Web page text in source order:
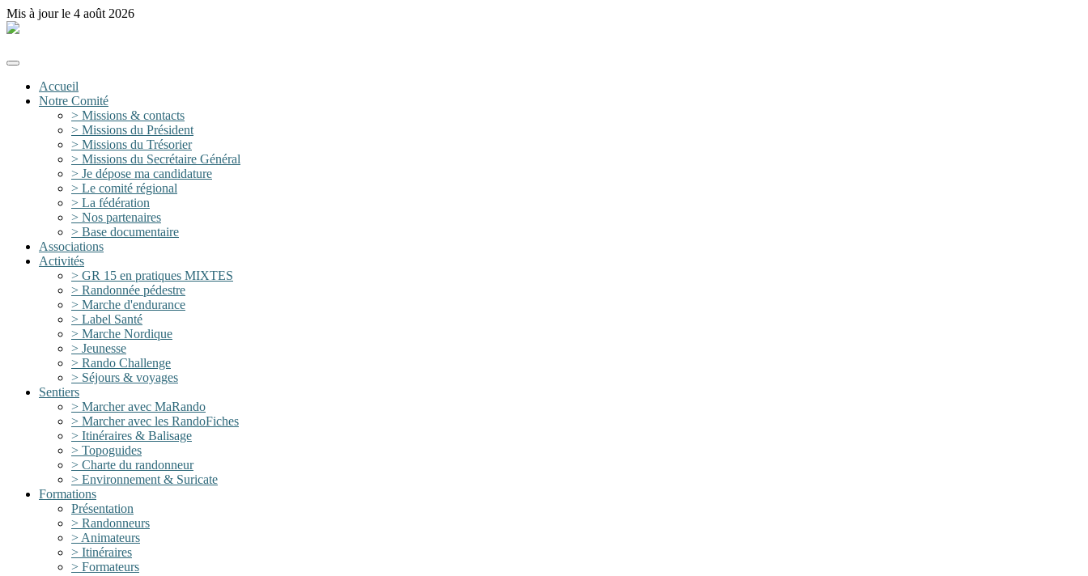
Mis à jour le 4 août 2026
Accueil
Notre Comité
> Missions & contacts
> Missions du Président
> Missions du Trésorier
> Missions du Secrétaire Général
> Je dépose ma candidature
> Le comité régional
> La fédération
> Nos partenaires
> Base documentaire
Associations
Activités
> GR 15 en pratiques MIXTES
> Randonnée pédestre
> Marche d'endurance
> Label Santé
> Marche Nordique
> Jeunesse
> Rando Challenge
> Séjours & voyages
Sentiers
> Marcher avec MaRando
> Marcher avec les RandoFiches
> Itinéraires & Balisage
> Topoguides
> Charte du randonneur
> Environnement & Suricate
Formations
Présentation
> Randonneurs
> Animateurs
> Itinéraires
> Formateurs